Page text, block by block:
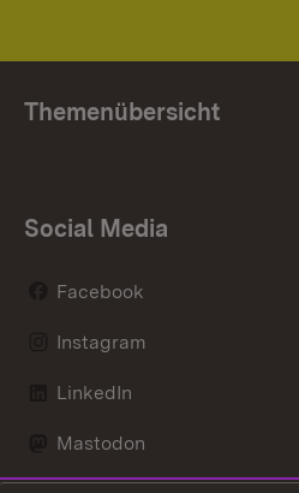
Themenübersicht
Social Media
Facebook
Instagram
LinkedIn
Mastodon